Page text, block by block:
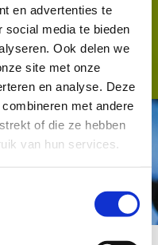
en advertenties te
social media te bieden
Ook delen we
site met onze
en analyse. Deze
met andere
of die ze hebben
van hun services.